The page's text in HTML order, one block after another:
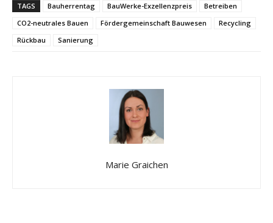
TAGS Bauherrentag BauWerke-Exzellenzpreis
Betreiben
CO2-neutrales Bauen
Fördergemeinschaft Bauwesen
Recycling
Rückbau
Sanierung
Marie Graichen